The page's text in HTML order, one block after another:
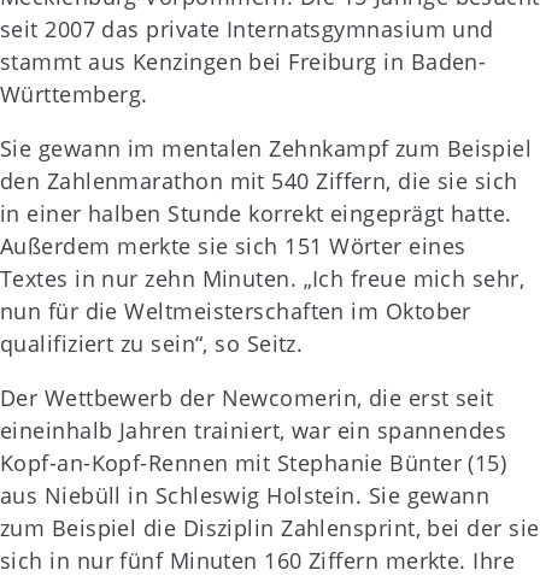
seit 2007 das private Internatsgymnasium und
stammt aus Kenzingen bei Freiburg in Baden-
Württemberg.
Sie gewann im mentalen Zehnkampf zum Beispiel
den Zahlenmarathon mit 540 Ziffern, die sie sich
in einer halben Stunde korrekt eingeprägt hatte.
Außerdem merkte sie sich 151 Wörter eines
Textes in nur zehn Minuten. „Ich freue mich sehr,
nun für die Weltmeisterschaften im Oktober
qualifiziert zu sein“, so Seitz.
Der Wettbewerb der Newcomerin, die erst seit
eineinhalb Jahren trainiert, war ein spannendes
Kopf-an-Kopf-Rennen mit Stephanie Bünter (15)
aus Niebüll in Schleswig Holstein. Sie gewann
zum Beispiel die Disziplin Zahlensprint, bei der sie
sich in nur fünf Minuten 160 Ziffern merkte. Ihre